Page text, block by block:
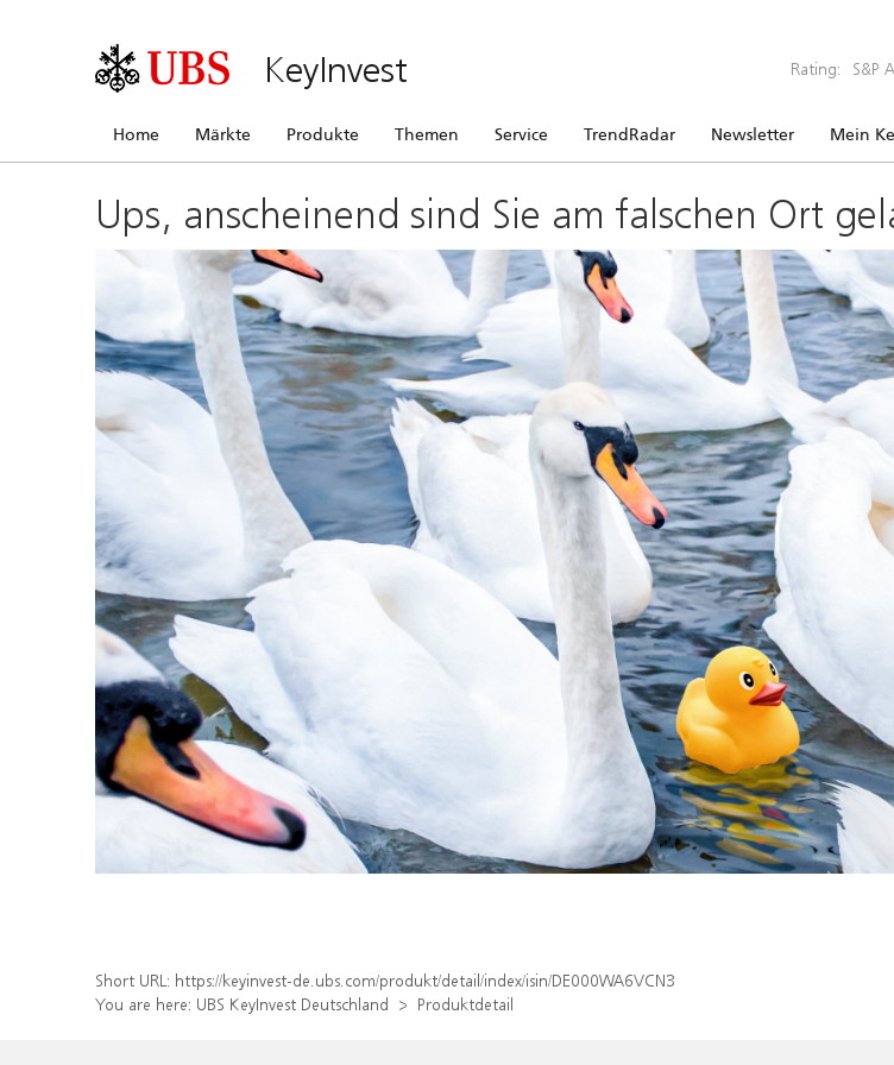
KeyInvest Rating: S&P
Home Märkte Produkte Themen Service TrendRadar Newsletter Mein
Ups, anscheinend sind Sie am falschen Ort
Short URL: https://keyinvest-de.ubs.com/produkt/detail/index/isin/DE000WA6VCN3
You are here: UBS KeyInvest Deutschland Produktdetail